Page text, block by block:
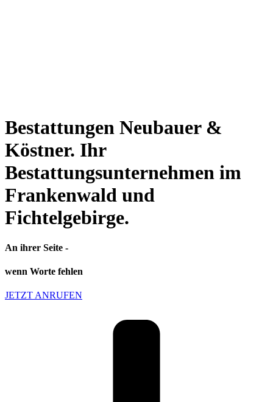
Bestattungen Neubauer &
Köstner. Ihr
Bestattungsunternehmen im
Frankenwald und
Fichtelgebirge.
An ihrer Seite -
wenn Worte fehlen
JETZT ANRUFEN